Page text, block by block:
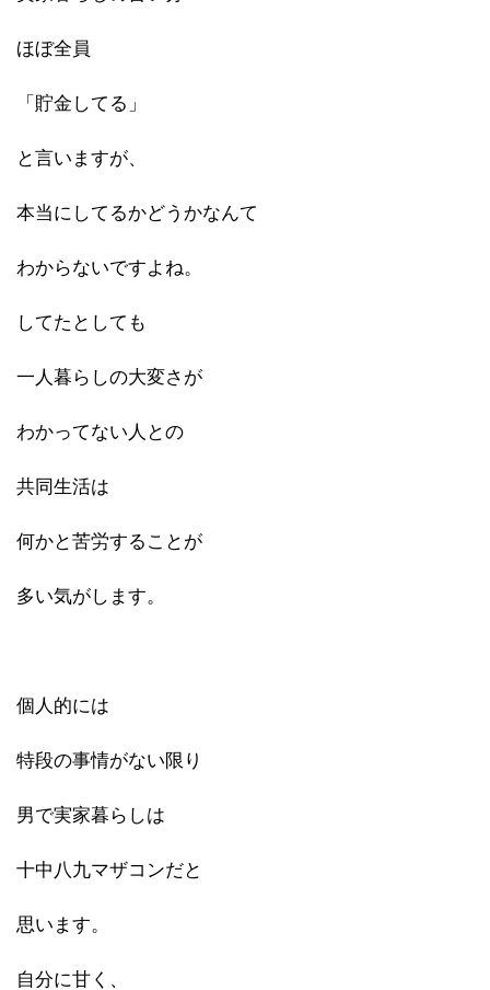
ほぼ全員
「貯金してる」
と言いますが、
本当にしてるかどうかなんて
わからないですよね。
してたとしても
一人暮らしの大変さが
わかってない人との
共同生活は
何かと苦労することが
多い気がします。
個人的には
特段の事情がない限り
男で実家暮らしは
十中八九マザコンだと
思います。
自分に甘く、